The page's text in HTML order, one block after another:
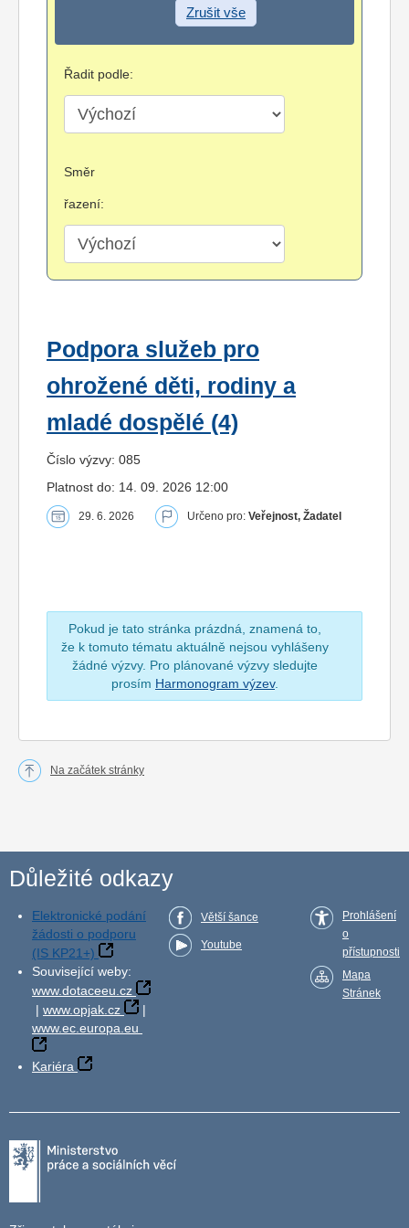
Zrušit vše
Řadit podle:
Směr
řazení:
Podpora služeb pro
ohrožené děti, rodiny a
mladé dospělé (4)
Číslo výzvy: 085
Platnost do: 14. 09. 2026 12:00
29. 6. 2026 Určeno pro: Veřejnost, Žadatel
Pokud je tato stránka prázdná, znamená to,
že k tomuto tématu aktuálně nejsou vyhlášeny
žádné výzvy. Pro plánované výzvy sledujte
prosím Harmonogram výzev.
Na začátek stránky
Důležité odkazy
Elektronické podání
žádosti o podporu
(IS KP21+)
Související weby:
www.dotaceeu.cz
| www.opjak.cz
|
www.ec.europa.eu
Kariéra
Větší šance
Youtube
Prohlášení
o
přístupnosti
Mapa
Stránek